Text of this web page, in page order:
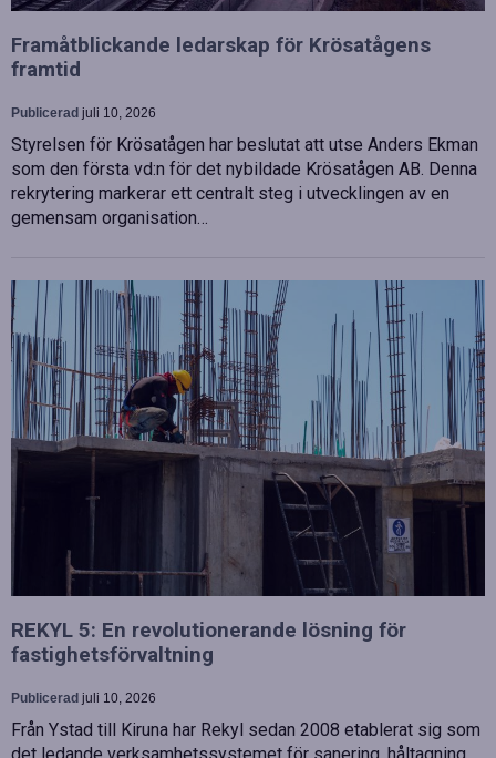
Framåtblickande ledarskap för Krösatågens
framtid
Publicerad juli 10, 2026
Styrelsen för Krösatågen har beslutat att utse Anders Ekman
som den första vd:n för det nybildade Krösatågen AB. Denna
rekrytering markerar ett centralt steg i utvecklingen av en
gemensam organisation…
REKYL 5: En revolutionerande lösning för
fastighetsförvaltning
Publicerad juli 10, 2026
Från Ystad till Kiruna har Rekyl sedan 2008 etablerat sig som